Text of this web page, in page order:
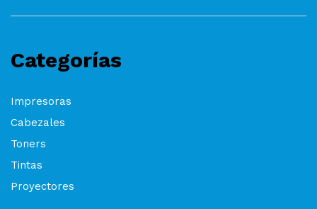
Categorías
Impresoras
Cabezales
Toners
Tintas
Proyectores